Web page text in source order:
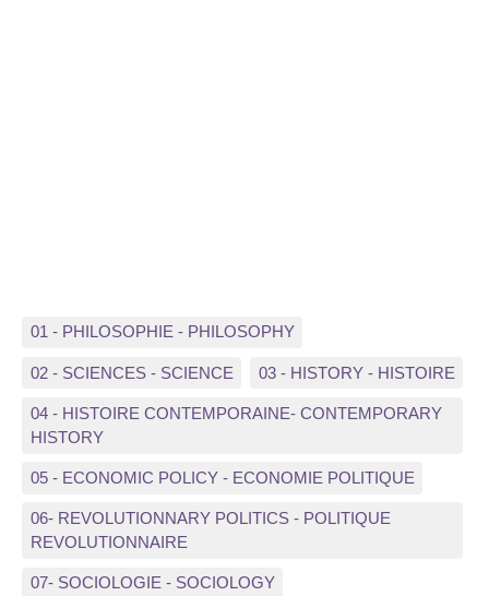
01 - PHILOSOPHIE - PHILOSOPHY
02 - SCIENCES - SCIENCE 03 - HISTORY - HISTOIRE
04 - HISTOIRE CONTEMPORAINE- CONTEMPORARY
HISTORY
05 - ECONOMIC POLICY - ECONOMIE POLITIQUE
06- REVOLUTIONNARY POLITICS - POLITIQUE
REVOLUTIONNAIRE
07- SOCIOLOGIE - SOCIOLOGY